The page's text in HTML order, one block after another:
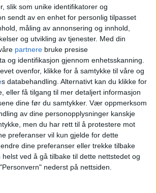
slik som unike identifikatorer og
sendt av en enhet for personlig tilpasset
måling av annonsering og innhold,
og utvikling av tjenester. Med din
partnere bruke presise
og identifikasjon gjennom enhetsskanning.
ovenfor, klikke for å samtykke til våre og
s databehandling. Alternativt kan du klikke for
eller få tilgang til mer detaljert informasjon
dine før du samtykker. Vær oppmerksom
av dine personopplysninger kanskje
men du har rett til å protestere mot
preferanser vil kun gjelde for dette
dine preferanser eller trekke tilbake
ved å gå tilbake til dette nettstedet og
nederst på nettsiden.
kunne dermed sette inn 1-0-